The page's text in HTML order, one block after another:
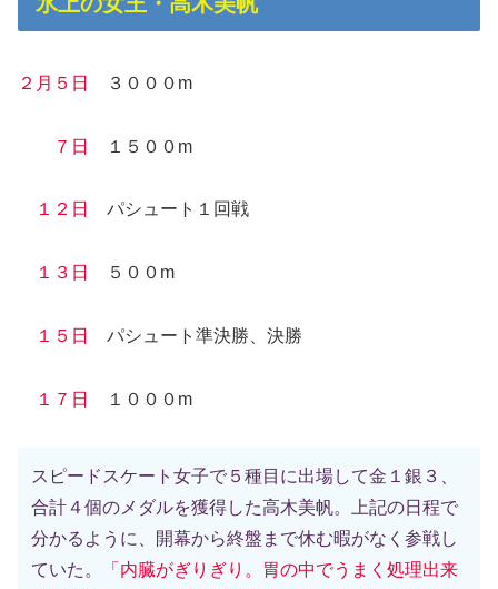
２月５日 ３０００m
７日 １５００m
１２日 パシュート１回戦
１３日 ５００m
１５日 パシュート準決勝、決勝
１７日 １０００m
スピードスケート女子で５種目に出場して金１銀３、
合計４個のメダルを獲得した高木美帆。上記の日程で
分かるように、開幕から終盤まで休む暇がなく参戦し
ていた。
「内臓がぎりぎり。胃の中でうまく処理出来